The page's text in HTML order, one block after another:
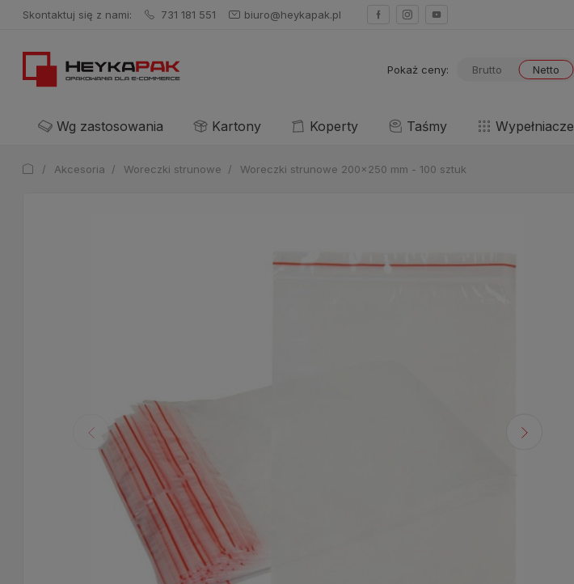
Skontaktuj się z nami: 731 181 551 biuro@heykapak.pl
Pokaż ceny: Brutto Netto
Wg zastosowania Kartony Koperty Taśmy Wypełniacze
/ Akcesoria / Woreczki strunowe / Woreczki strunowe 200x250 mm - 100 sztuk